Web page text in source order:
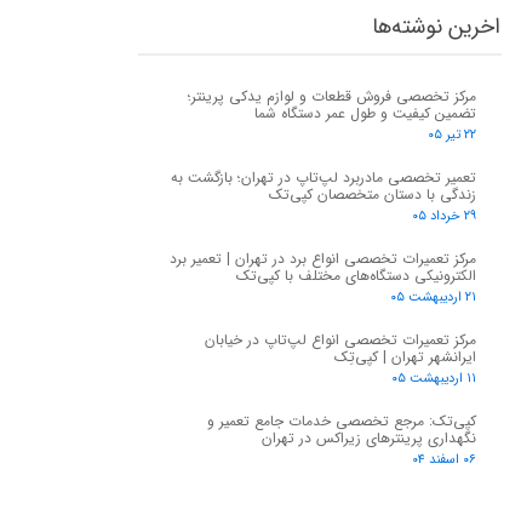
اخرین نوشته‌ها
مرکز تخصصی فروش قطعات و لوازم یدکی پرینتر؛
تضمین کیفیت و طول عمر دستگاه شما
۲۲ تیر ۰۵
تعمیر تخصصی مادربرد لپ‌تاپ در تهران؛ بازگشت به
زندگی با دستان متخصصان کپی‌تک
۲۹ خرداد ۰۵
مرکز تعمیرات تخصصی انواع برد در تهران | تعمیر برد
الکترونیکی دستگاه‌های مختلف با کپی‌تک
۲۱ اردیبهشت ۰۵
مرکز تعمیرات تخصصی انواع لپ‌تاپ در خیابان
ایرانشهر تهران | کپی‌تِک
۱۱ اردیبهشت ۰۵
کپی‌تک: مرجع تخصصی خدمات جامع تعمیر و
نگهداری پرینترهای زیراکس در تهران
۰۶ اسفند ۰۴